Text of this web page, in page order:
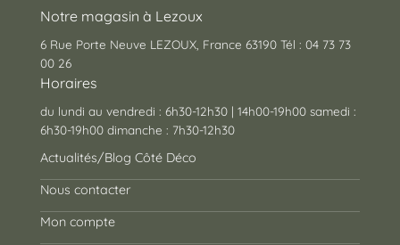
Notre magasin à Lezoux
6 Rue Porte Neuve LEZOUX, France 63190 Tél : 04 73 73
00 26
Horaires
du lundi au vendredi : 6h30-12h30 | 14h00-19h00 samedi :
6h30-19h00 dimanche : 7h30-12h30
Actualités/Blog Côté Déco
Nous contacter
Mon compte